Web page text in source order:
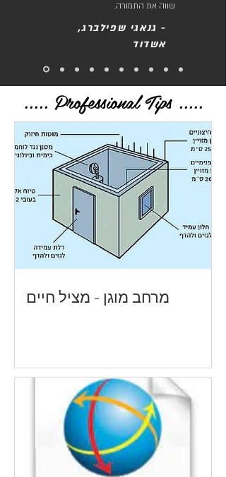
שווה את התמורה.
- גנאגי שפילברג,
אשדוד
..... Professional Tips .....
מרחב מוגן - מציל חיים